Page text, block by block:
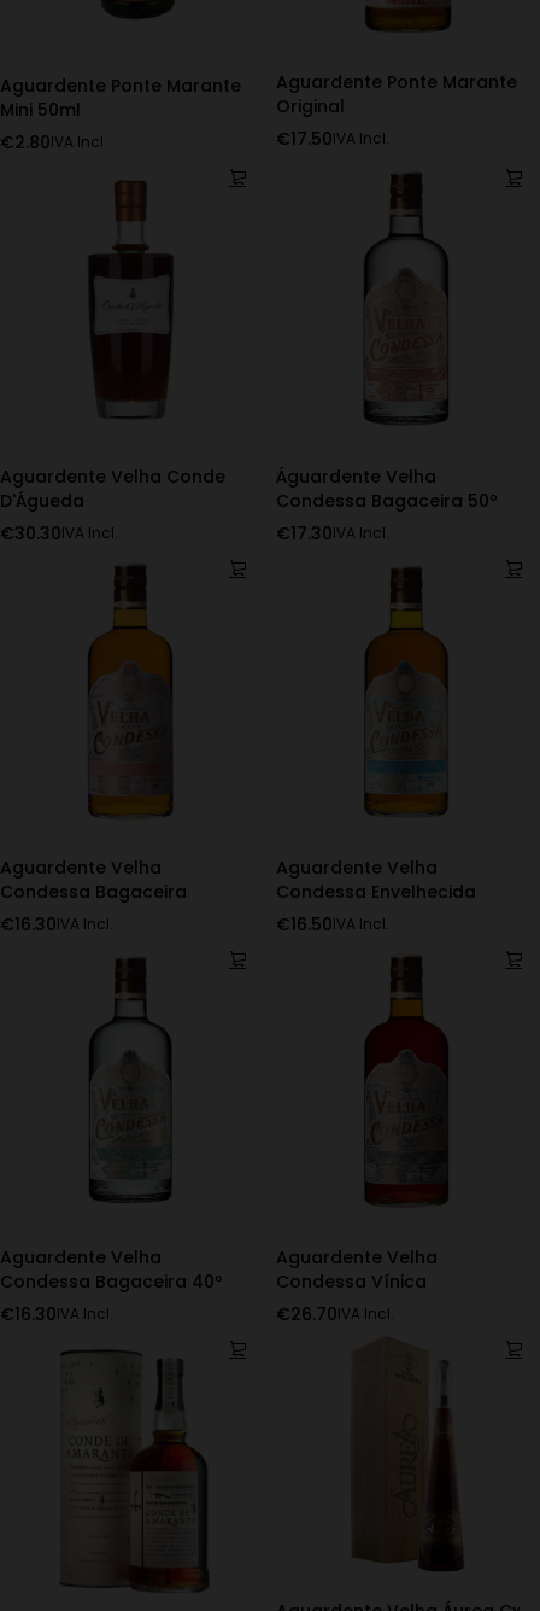
Aguardente Ponte Marante
Mini 50ml
€2.80IVA Incl.
Aguardente Ponte Marante
Original
€17.50IVA Incl.
Aguardente Velha Conde
D'Águeda
€30.30IVA Incl.
Águardente Velha
Condessa Bagaceira 50º
€17.30IVA Incl.
Aguardente Velha
Condessa Bagaceira
€16.30IVA Incl.
Aguardente Velha
Condessa Envelhecida
€16.50IVA Incl.
Aguardente Velha
Condessa Bagaceira 40º
€16.30IVA Incl.
Aguardente Velha
Condessa Vínica
€26.70IVA Incl.